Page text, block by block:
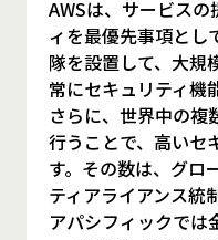
AWSは、サービス
ィを最優先事項とし
隊を設置して、大規
常にセキュリティ機
さらに、世界中の複
行うことで、高いセ
す。その数は、グロ
ティアライアンス統
アパシフィックでは